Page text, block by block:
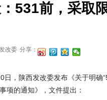
531前，采取
改委 分享：
日，陕西发改委发布《关于明确
项的通知》，文件提出：